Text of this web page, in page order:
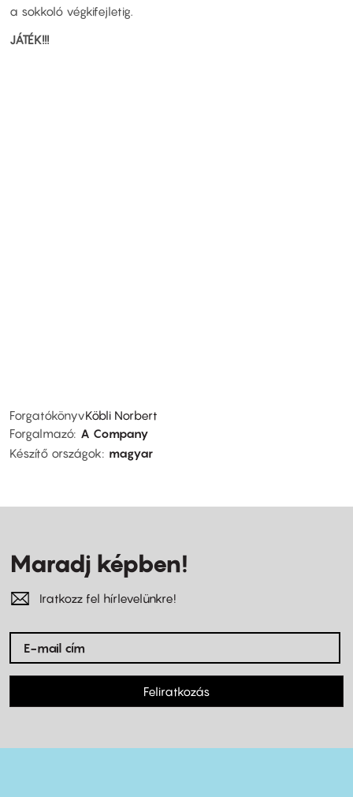
a sokkoló végkifejletig.
JÁTÉK!!!
ForgatókönyvKöbli Norbert
Forgalmazó A Company
Készítő országok
magyar
Maradj képben!
Iratkozz fel hírlevelünkre!
Feliratkozás